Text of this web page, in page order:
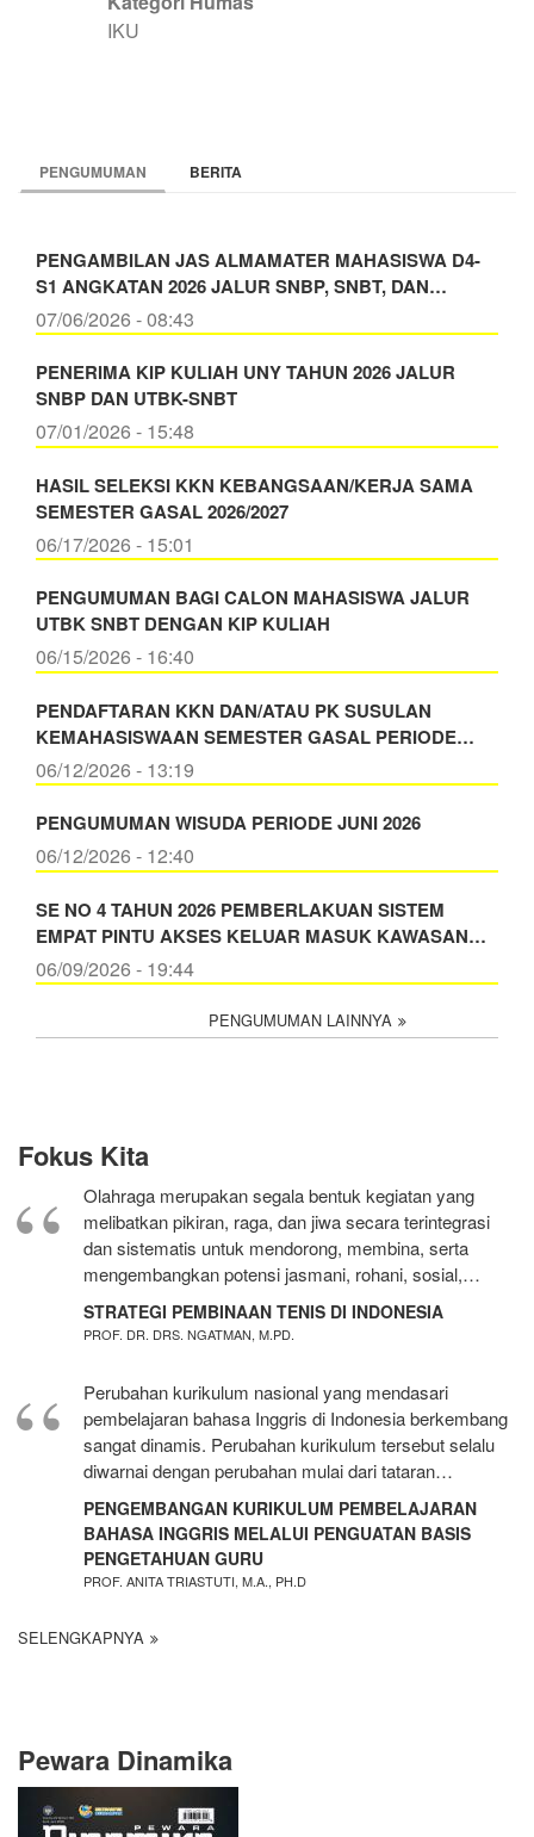
IKU
PENGUMUMAN BERITA
PENGAMBILAN JAS ALMAMATER MAHASISWA D4-
S1 ANGKATAN 2026 JALUR SNBP, SNBT, DAN…
07/06/2026 - 08:43
PENERIMA KIP KULIAH UNY TAHUN 2026 JALUR
SNBP DAN UTBK-SNBT
07/01/2026 - 15:48
HASIL SELEKSI KKN KEBANGSAAN/KERJA SAMA
SEMESTER GASAL 2026/2027
06/17/2026 - 15:01
PENGUMUMAN BAGI CALON MAHASISWA JALUR
UTBK SNBT DENGAN KIP KULIAH
06/15/2026 - 16:40
PENDAFTARAN KKN DAN/ATAU PK SUSULAN
KEMAHASISWAAN SEMESTER GASAL PERIODE…
06/12/2026 - 13:19
PENGUMUMAN WISUDA PERIODE JUNI 2026
06/12/2026 - 12:40
SE NO 4 TAHUN 2026 PEMBERLAKUAN SISTEM
EMPAT PINTU AKSES KELUAR MASUK KAWASAN…
06/09/2026 - 19:44
PENGUMUMAN LAINNYA
Fokus Kita
Olahraga merupakan segala bentuk kegiatan yang
melibatkan pikiran, raga, dan jiwa secara terintegrasi
dan sistematis untuk mendorong, membina, serta
mengembangkan potensi jasmani, rohani, sosial,…
STRATEGI PEMBINAAN TENIS DI INDONESIA
PROF. DR. DRS. NGATMAN, M.PD.
Perubahan kurikulum nasional yang mendasari
pembelajaran bahasa Inggris di Indonesia berkembang
sangat dinamis. Perubahan kurikulum tersebut selalu
diwarnai dengan perubahan mulai dari tataran…
PENGEMBANGAN KURIKULUM PEMBELAJARAN
BAHASA INGGRIS MELALUI PENGUATAN BASIS
PENGETAHUAN GURU
PROF. ANITA TRIASTUTI, M.A., PH.D
SELENGKAPNYA
Pewara Dinamika